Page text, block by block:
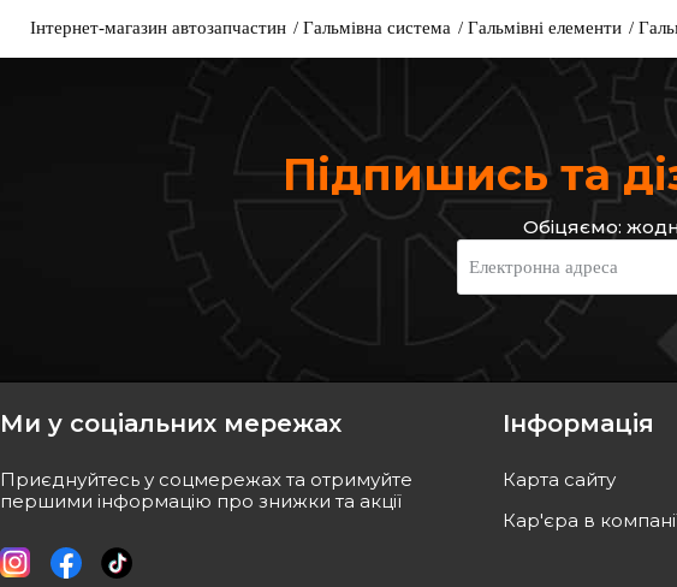
866 грн
Відправка завтра
Гальмівні колодки зад. Kangoo
4x4/Mondeo III 01- (Bosch)
Код: 822-319-0
996 грн
КУПИТИ
Інтернет-магазин автозапчастин Гальмівна система Гальмівні елементи
Підпишись та
Обіцяємо:
Електронна адреса
Ми у соціальних мережах
Приєднуйтесь у соцмережах та отримуйте
першими інформацію про знижки та акції
Інформація
Карта сайту
Кар'єра в